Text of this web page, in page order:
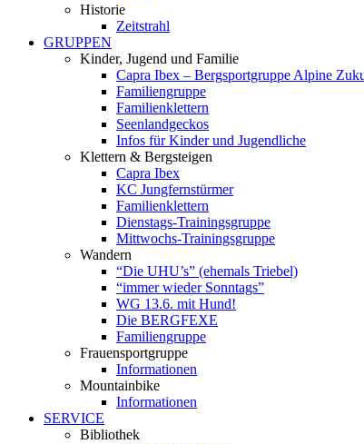
Historie
Zeitstrahl
GRUPPEN
Kinder, Jugend und Familie
Capra Ibex – Bergsportgruppe Alpine
Familiengruppe
Familienklettern
Seenlandgeckos
Infos für Kinder und Jugendliche
Klettern & Bergsteigen
Capra Ibex
KC Jungfernstürmer
Familienklettern
Dienstags-Trainingsgruppe
Mittwochs-Trainingsgruppe
Wandern
“Die UHU’s” (ehemals Triebel)
“immer wieder Sonntags”
WG 13.6. mit Hund!
Die BERGFEXE
Familiengruppe
Frauensportgruppe
Informationen
Mountainbike
Informationen
SERVICE
Bibliothek